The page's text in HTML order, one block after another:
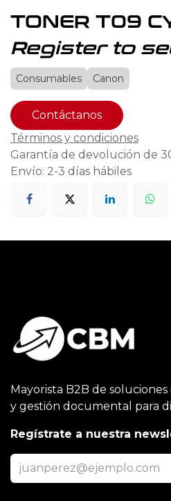
TONER T09
Register to
Consumables Canon
Contáctanos
Términos y condiciones
Garantía de devolución de
Envío: 2-3 días hábiles
Mayorista B2B de
y gestión documental para
Regístrate a nuestra